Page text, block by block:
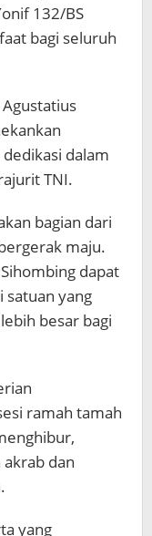
132/BS
bagi seluruh
dalam
TNI.
bagian dari
maju.
dapat
satuan yang
besar bagi
ramah tamah
dan
yang